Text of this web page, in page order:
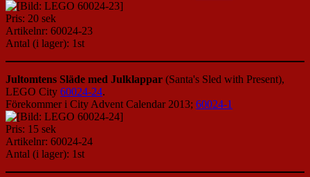
Pris: 20 sek
Artikelnr: 60024-23
Antal (i lager): 1st
Jultomtens Släde med Julklappar (Santa's Sled with Present),
LEGO City 60024-24.
Förekommer i City Advent Calendar 2013; 60024-1
Pris: 15 sek
Artikelnr: 60024-24
Antal (i lager): 1st